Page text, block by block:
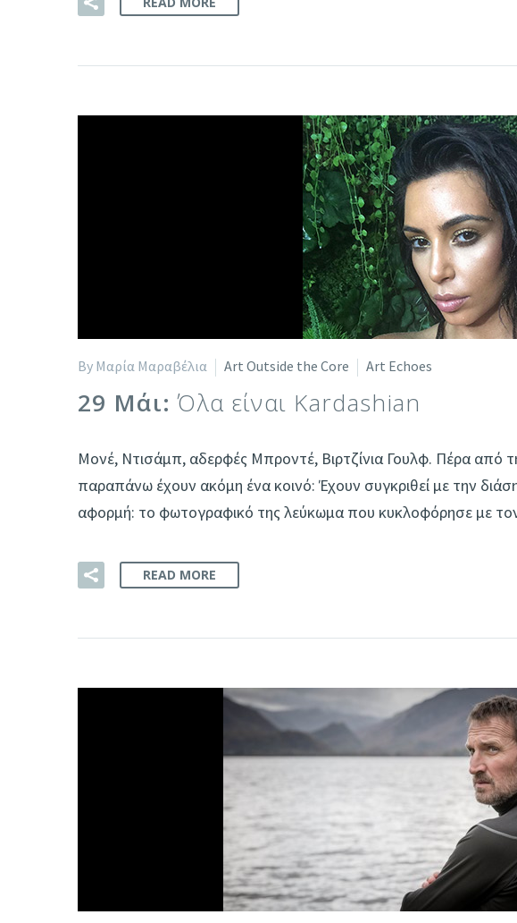
By Μαρία Μαραβέλια Art Outside the Core Art Echoes
29 Μάι:Όλα είναι Kardashian
Μονέ, Ντισάμπ, αδερφές Μπροντέ, Βιρτζίνια Γουλφ. Πέρα από
παραπάνω έχουν ακόμη ένα κοινό: Έχουν συγκριθεί με την
αφορμή: το φωτογραφικό της λεύκωμα που κυκλοφόρησε με
READ MORE